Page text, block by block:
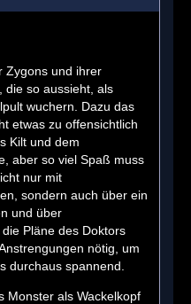
Zygons und ihrer
die so aussieht, als
wuchern. Dazu das
etwas zu offensichtlich
Kilt und dem
aber so viel Spaß muss
nur mit
sondern auch über ein
und über
Pläne des Doktors
nötig, um
durchaus spannend.
Monster als Wackelkopf